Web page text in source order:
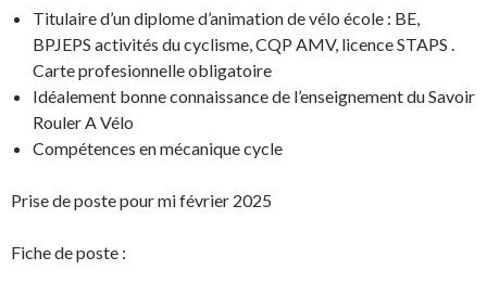
Titulaire d’un diplome d’animation de vélo école : BE,
BPJEPS activités du cyclisme, CQP AMV, licence STAPS .
Carte profesionnelle obligatoire
Idéalement bonne connaissance de l’enseignement du Savoir
Rouler A Vélo
Compétences en mécanique cycle
Prise de poste pour mi février 2025
Fiche de poste :